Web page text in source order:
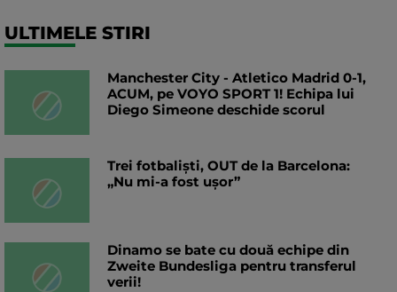
ULTIMELE STIRI
Manchester City - Atletico Madrid 0-1,
ACUM, pe VOYO SPORT 1! Echipa lui
Diego Simeone deschide scorul
Trei fotbaliști, OUT de la Barcelona:
„Nu mi-a fost ușor”
Dinamo se bate cu două echipe din
Zweite Bundesliga pentru transferul
verii!